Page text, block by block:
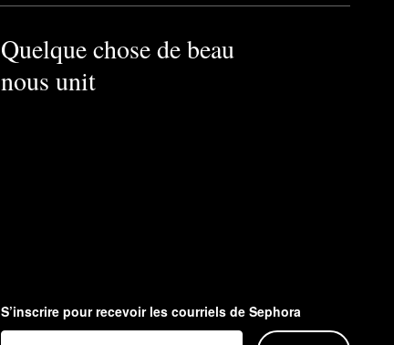
Quelque chose de beau
nous unit
S’inscrire pour recevoir les courriels de Sephora